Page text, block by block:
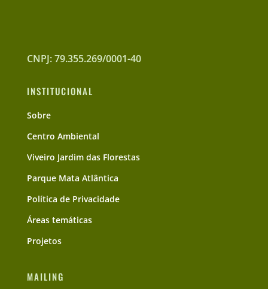
CNPJ: 79.355.269/0001-40
INSTITUCIONAL
Sobre
Centro Ambiental
Viveiro Jardim das Florestas
Parque Mata Atlântica
Política de Privacidade
Áreas temáticas
Projetos
MAILING